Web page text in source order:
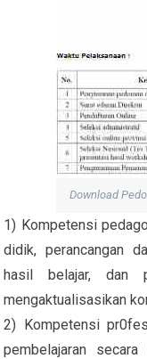
Download
1) Kompetensi
didik, perancangan
hasil belajar, dan
mengaktualisasikan
2) Kompetensi
pembelajaran